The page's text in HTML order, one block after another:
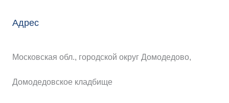
Адрес
Московская обл., городской округ Домодедово,
Домодедовское кладбище